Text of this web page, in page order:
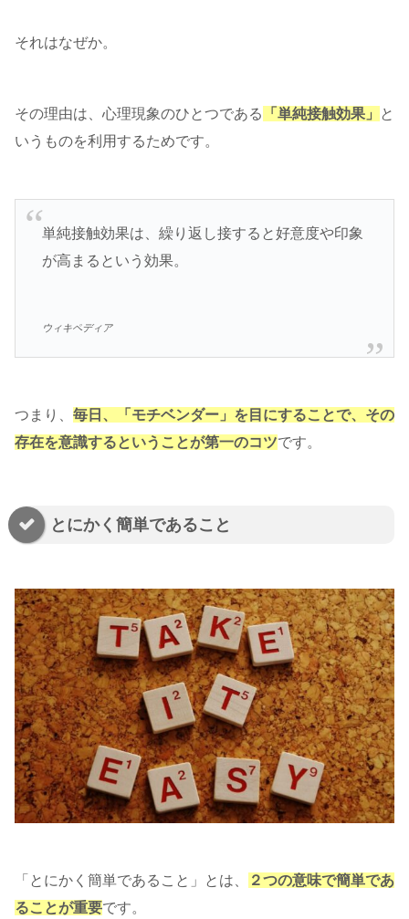
それはなぜか。
その理由は、心理現象のひとつである 「単純接触効果」
と
いうものを利用するためです。
単純接触効果は、繰り返し接すると好意度や印象
が高まるという効果。
ウィキペディア
つまり、 毎日、「モチベンダー」を目にすることで、その
存在を意識するということが第一のコツです。
とにかく簡単であること
「とにかく簡単であること」とは、
２つの意味で簡単であ
ることが重要です。